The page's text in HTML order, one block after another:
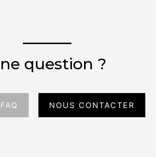
question ?
NOUS CONTACTER